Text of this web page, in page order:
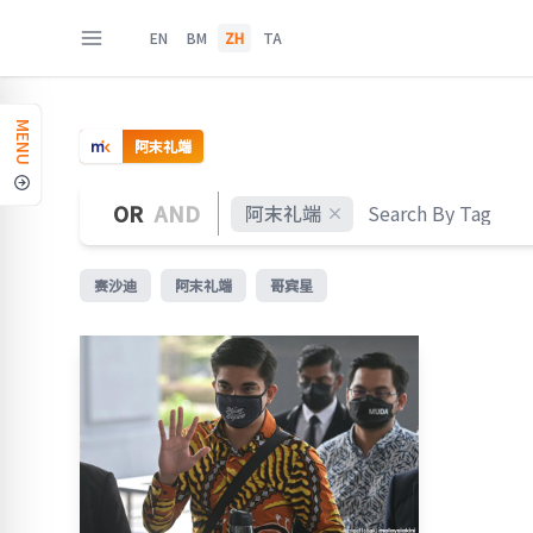
EN BM ZH TA
MENU 阿末礼端
OR AND 阿末礼端
赛沙迪 阿末礼端 哥宾星